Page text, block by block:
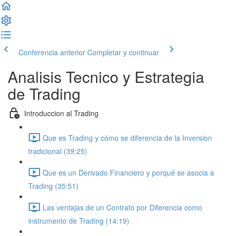
Conferencia anterior Completar y continuar
Analisis Tecnico y Estrategia
de Trading
Introduccion al Trading
Que es Trading y cómo se diferencia de la Inversion
tradicional (39:25)
Que es un Derivado Financiero y porqué se asocia a
Trading (35:51)
Las ventajas de un Contrato por Diferencia como
instrumento de Trading (14:19)